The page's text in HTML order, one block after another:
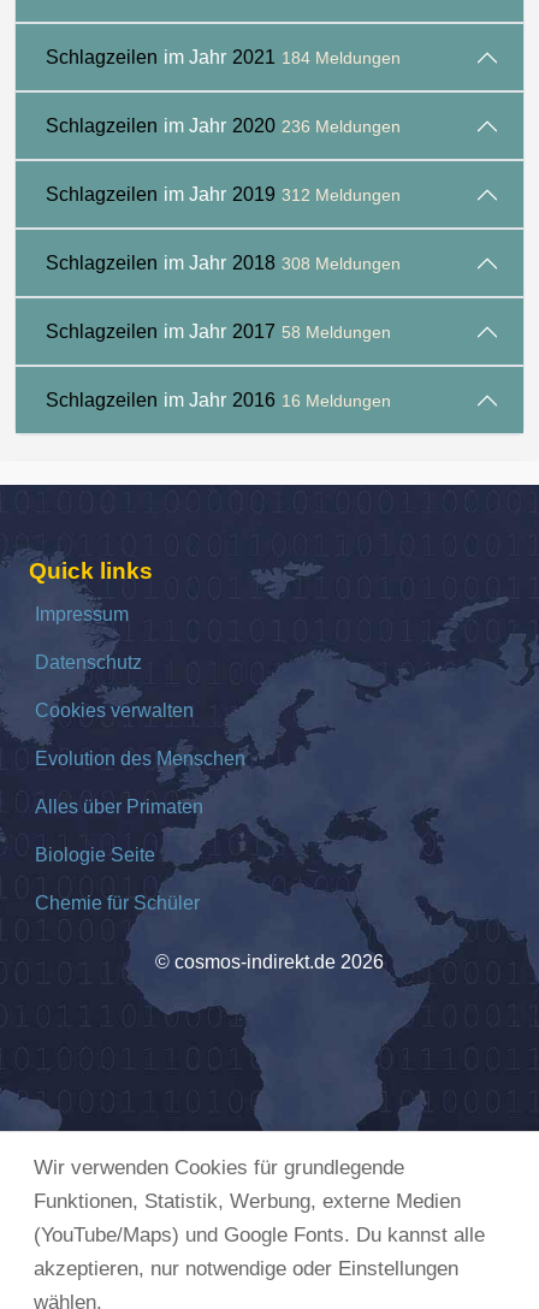
Wir verwenden Cookies für grundlegende
Funktionen, Statistik, Werbung, externe Medien
(YouTube/Maps) und Google Fonts. Du kannst alle
akzeptieren, nur notwendige oder Einstellungen
wählen.
Schlagzeilen im Jahr 2021 184 Meldungen
Schlagzeilen im Jahr 2020 236 Meldungen
Schlagzeilen im Jahr 2019 312 Meldungen
Schlagzeilen im Jahr 2018 308 Meldungen
Schlagzeilen im Jahr 2017 58 Meldungen
Schlagzeilen im Jahr 2016 16 Meldungen
Quick links
Impressum
Datenschutz
Cookies verwalten
Evolution des Menschen
Alles über Primaten
Biologie Seite
Chemie für Schüler
© cosmos-indirekt.de 2026